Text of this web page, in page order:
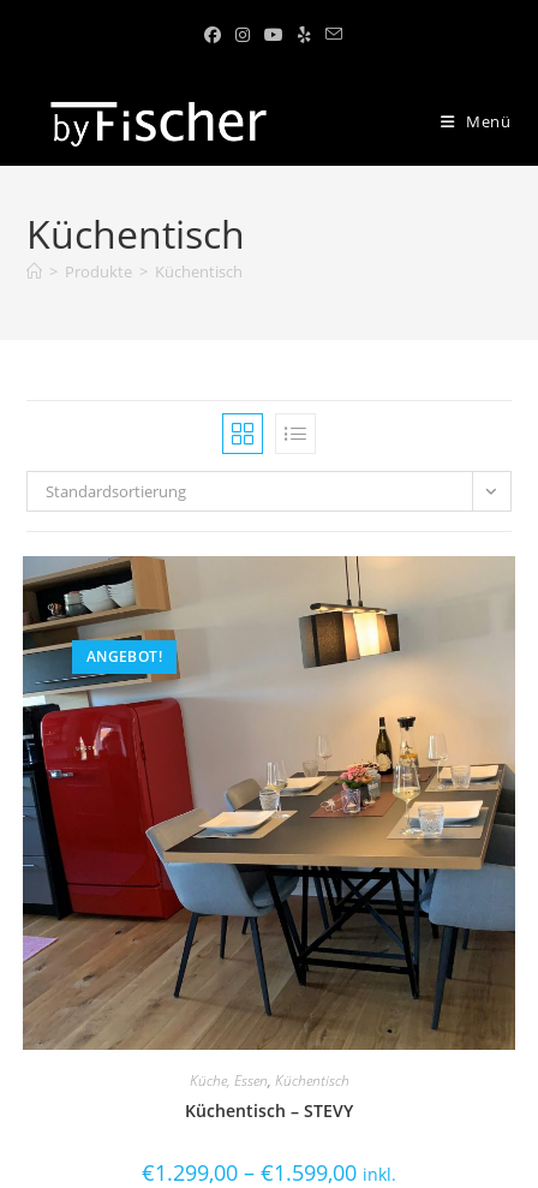
Menü
Küchentisch
> Produkte > Küchentisch
Standardsortierung
ANGEBOT!
Küche, Essen, Küchentisch
Küchentisch – STEVY
€1.299,00 – €1.599,00 inkl.